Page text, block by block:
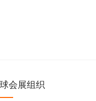
会展组织